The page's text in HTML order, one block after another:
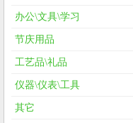
办公\文具\学习
节庆用品
工艺品\礼品
仪器\仪表\工具
其它